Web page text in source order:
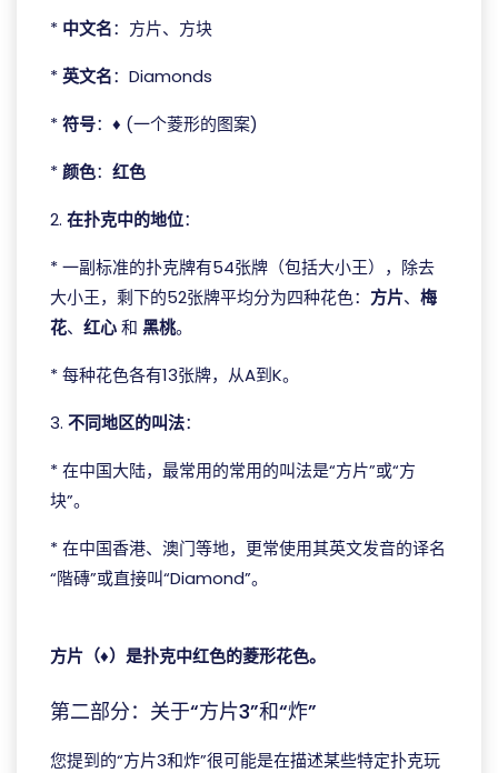
* 中文名：方片、方块
*英文名：Diamonds
*符号：♦ (一个菱形的图案)
*颜色： 红色
2. 在扑克中的地位：
* 一副标准的扑克牌有54张牌（包括大小王），除去
大小王，剩下的52张牌平均分为四种花色： 方片、 梅
花、 红心和 黑桃。
* 每种花色各有13张牌，从A到K。
3. 不同地区的叫法：
* 在中国大陆，最常用的常用的叫法是“方片”或“方
块”。
* 在中国香港、澳门等地，更常使用其英文发音的译名
“階磚”或直接叫“Diamond”。
方片（♦）是扑克中红色的菱形花色。
第二部分：关于“方片3”和“炸”
您提到的“方片3和炸”很可能是在描述某些特定扑克玩